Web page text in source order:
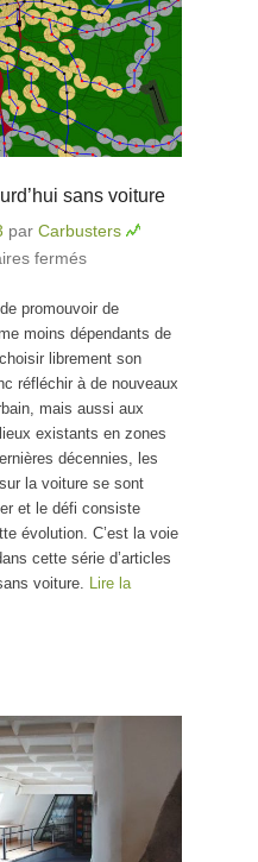
sans voiture
par Carbusters
fermés
d’aujourd’hui
sans voiture
promouvoir de
moins dépendants de
librement son
réfléchir à de nouveaux
mais aussi aux
existants en zones
décennies, les
la voiture se sont
et le défi consiste
évolution. C’est la voie
cette série d’articles
voiture. Lire la